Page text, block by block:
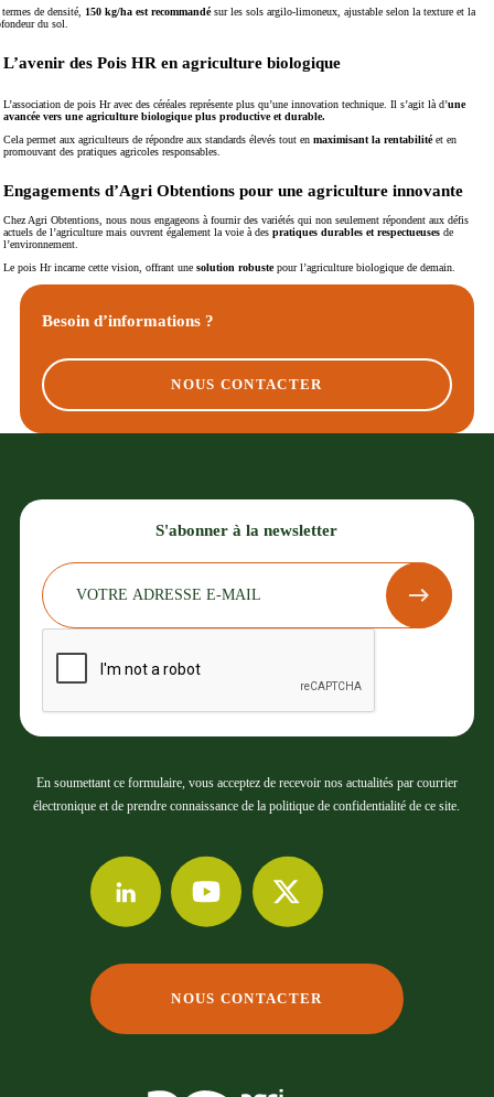
de densité, 150 kg/ha est recommandésur les sols argilo-limoneux, ajustable selon la texture et la
du sol.
L’avenir des Pois HR en agriculture biologique
L’association de pois Hr avec des céréales représente plus qu’une innovation technique. Il s’agit là d’une
avancée vers une agriculture biologique plus productive et durable.
Cela permet aux agriculteurs de répondre aux standards élevés tout en maximisant la rentabilitéet en
promouvant des pratiques agricoles responsables.
Engagements d’Agri Obtentions pour une agriculture innovante
Chez Agri Obtentions, nous nous engageons à fournir des variétés qui non seulement répondent aux défis
actuels de l’agriculture mais ouvrent également la voie à des pratiques durables et respectueuses de
l’environnement.
Le pois Hr incarne cette vision, offrant une solution robustepour l’agriculture biologique de demain.
Besoin d’informations ?
NOUS CONTACTER
S'abonner à la newsletter
En soumettant ce formulaire, vous acceptez de recevoir nos actualités par courrier
électronique et de prendre connaissance de la politique de confidentialité de ce site.
NOUS CONTACTER